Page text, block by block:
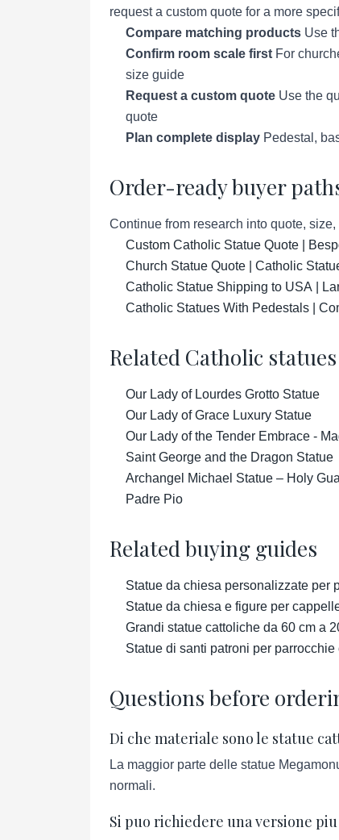
request a custom quote for a more
Compare matching products Use
Confirm room scale first For
size guide
Request a custom quote Use the
quote
Plan complete display Pedestal,
Order-ready buyer
Continue from research into quote,
Custom Catholic Statue Quote |
Church Statue Quote | Catholic
Catholic Statue Shipping to USA |
Catholic Statues With Pedestals |
Related Catholic statues
Our Lady of Lourdes Grotto Statue
Our Lady of Grace Luxury Statue
Our Lady of the Tender Embrace -
Saint George and the Dragon Statue
Archangel Michael Statue – Holy
Padre Pio
Related buying guides
Statue da chiesa personalizzate per
Statue da chiesa e figure per
Grandi statue cattoliche da 60 cm a
Statue di santi patroni per parrocchie
Questions before
Di che materiale sono le statue
La maggior parte delle statue
normali.
Si puo richiedere una versione